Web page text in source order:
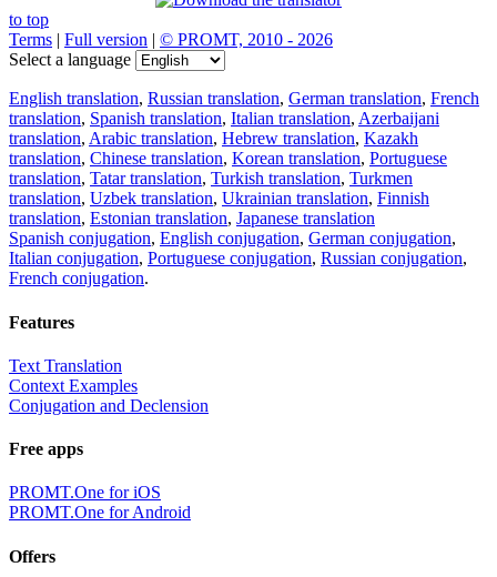
to top
Terms | Full version | © PROMT, 2010 - 2026
Select a language
English translation, Russian translation, German translation, French
translation, Spanish translation, Italian translation, Azerbaijani
translation, Arabic translation, Hebrew translation, Kazakh
translation, Chinese translation, Korean translation, Portuguese
translation, Tatar translation, Turkish translation, Turkmen
translation, Uzbek translation, Ukrainian translation, Finnish
translation, Estonian translation, Japanese translation
Spanish conjugation, English conjugation, German conjugation,
Italian conjugation, Portuguese conjugation, Russian conjugation,
French conjugation.
Features
Text Translation
Context Examples
Conjugation and Declension
Free apps
PROMT.One for iOS
PROMT.One for Android
Offers